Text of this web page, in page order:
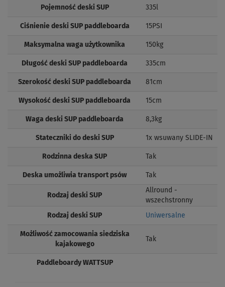
Pojemność deski SUP 335l
Ciśnienie deski SUP paddleboarda 15PSI
Maksymalna waga użytkownika 150kg
Długość deski SUP paddleboarda 335cm
Szerokość deski SUP paddleboarda 81cm
Wysokość deski SUP paddleboarda 15cm
Waga deski SUP paddleboarda 8,3kg
Stateczniki do deski SUP 1x wsuwany SLIDE-IN
Rodzinna deska SUP Tak
Deska umożliwia transport psów Tak
Rodzaj deski SUP
Allround -
wszechstronny
Rodzaj deski SUP Uniwersalne
Możliwość zamocowania siedziska
kajakowego
Tak
Paddleboardy WATTSUP